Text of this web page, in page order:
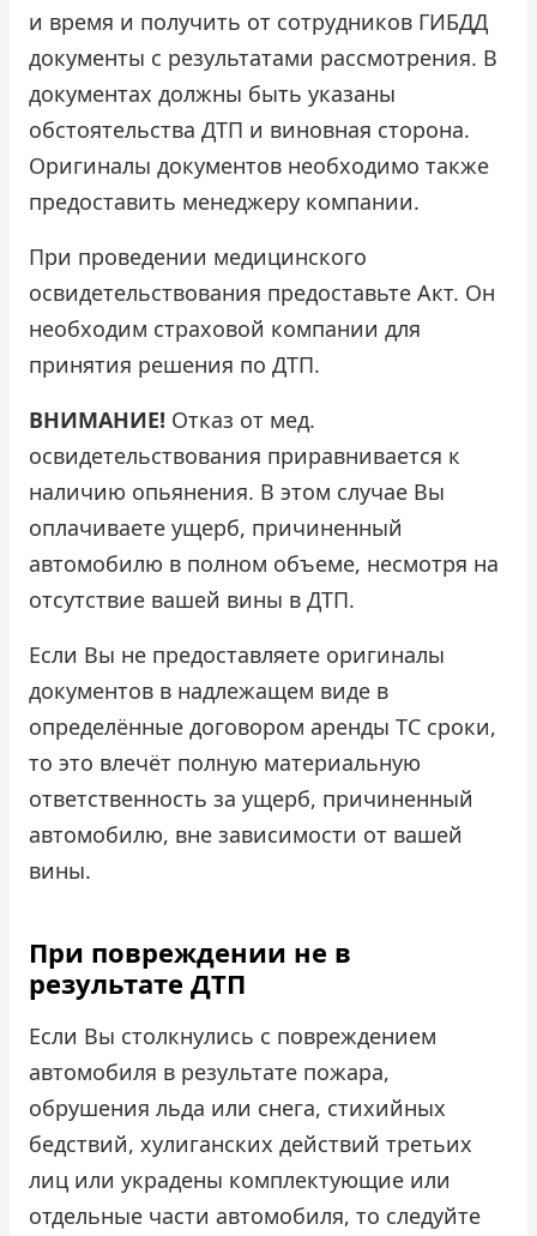
и время и получить от сотрудников ГИБДД
документы с результатами рассмотрения. В
документах должны быть указаны
обстоятельства ДТП и виновная сторона.
Оригиналы документов необходимо также
предоставить менеджеру компании.
При проведении медицинского
освидетельствования предоставьте Акт. Он
необходим страховой компании для
принятия решения по ДТП.
ВНИМАНИЕ! Отказ от мед.
освидетельствования приравнивается к
наличию опьянения. В этом случае Вы
оплачиваете ущерб, причиненный
автомобилю в полном объеме, несмотря на
отсутствие вашей вины в ДТП.
Если Вы не предоставляете оригиналы
документов в надлежащем виде в
определённые договором аренды ТС сроки,
то это влечёт полную материальную
ответственность за ущерб, причиненный
автомобилю, вне зависимости от вашей
вины.
При повреждении не в
результате ДТП
Если Вы столкнулись с повреждением
автомобиля в результате пожара,
обрушения льда или снега, стихийных
бедствий, хулиганских действий третьих
лиц или украдены комплектующие или
отдельные части автомобиля, то следуйте